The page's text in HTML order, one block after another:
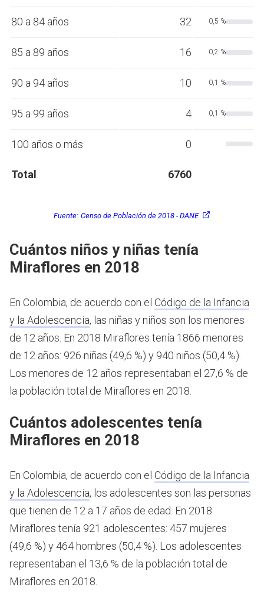
80 a 84 años 32 0,5 %
85 a 89 años 16 0,2 %
90 a 94 años 10 0,1 %
95 a 99 años 4 0,1 %
100 años o más 0
Total 6760
Fuente: Censo de Población de 2018 - DANE
Cuántos niños y niñas tenía
Miraflores en 2018
En Colombia, de acuerdo con el Código de la Infancia
y la Adolescencia, las niñas y niños son los menores
de 12 años. En 2018 Miraflores tenía 1866 menores
de 12 años: 926 niñas (49,6 %) y 940 niños (50,4 %).
Los menores de 12 años representaban el 27,6 % de
la población total de Miraflores en 2018.
Cuántos adolescentes tenía
Miraflores en 2018
En Colombia, de acuerdo con el Código de la Infancia
y la Adolescencia, los adolescentes son las personas
que tienen de 12 a 17 años de edad. En 2018
Miraflores tenía 921 adolescentes: 457 mujeres
(49,6 %) y 464 hombres (50,4 %). Los adolescentes
representaban el 13,6 % de la población total de
Miraflores en 2018.